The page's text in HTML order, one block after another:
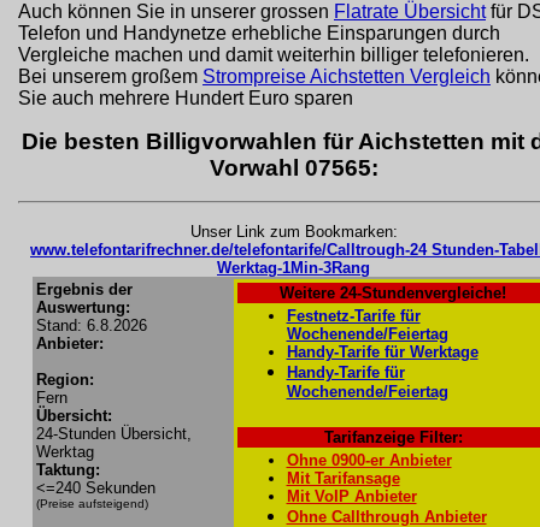
Auch können Sie in unserer grossen Flatrate Übersichtfür
Telefon und Handynetze erhebliche Einsparungen durch
Vergleiche machen und damit weiterhin billiger telefonieren.
Bei unserem großem Strompreise Aichstetten Vergleich
Sie auch mehrere Hundert Euro sparen
Die besten Billigvorwahlen für Aichstetten mit
Vorwahl 07565:
Unser Link zum Bookmarken:
www.telefontarifrechner.de/telefontarife/Calltrough-24 Stunden-
Werktag-1Min-3Rang
Ergebnis der
Auswertung:
Stand: 6.8.2026
Anbieter:
Region:
Fern
Übersicht:
24-Stunden Übersicht,
Werktag
Taktung:
<=240 Sekunden
(Preise aufsteigend)
Weitere 24-Stundenvergleiche!
Festnetz-Tarife für
Wochenende/Feiertag
Handy-Tarife für Werktage
Handy-Tarife für
Wochenende/Feiertag
Tarifanzeige Filter:
Ohne 0900-er Anbieter
Mit Tarifansage
Mit VoIP Anbieter
Ohne Callthrough Anbieter